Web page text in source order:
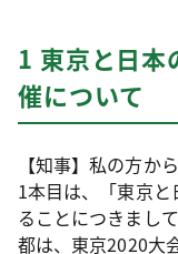
1 東京と日本
催について
【知事】私の方か
1本目は、「東京
ることにつきまし
都は、東京2020大